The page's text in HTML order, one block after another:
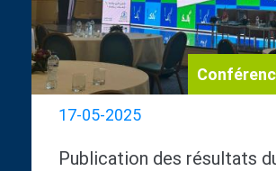
17-05-2025
Publication des résultats